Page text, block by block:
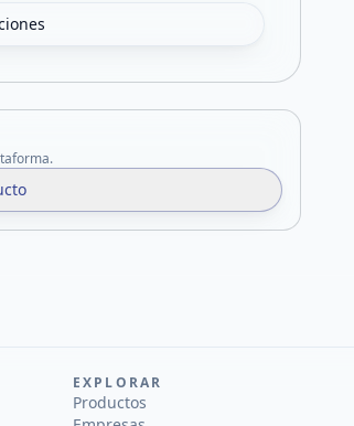
EXPLORAR
Productos